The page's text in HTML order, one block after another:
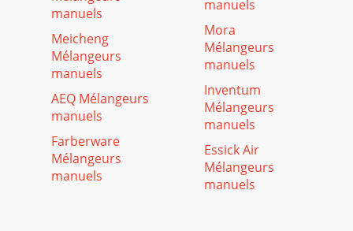
manuels
Meicheng
Mélangeurs
manuels
AEQ Mélangeurs
manuels
Farberware
Mélangeurs
manuels
manuels
Mora
Mélangeurs
manuels
Inventum
Mélangeurs
manuels
Essick Air
Mélangeurs
manuels